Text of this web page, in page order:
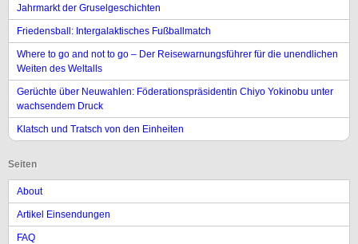
Jahrmarkt der Gruselgeschichten
Friedensball: Intergalaktisches Fußballmatch
Where to go and not to go – Der Reisewarnungsführer für die unendlichen
Weiten des Weltalls
Gerüchte über Neuwahlen: Föderationspräsidentin Chiyo Yokinobu unter
wachsendem Druck
Klatsch und Tratsch von den Einheiten
Seiten
About
Artikel Einsendungen
FAQ